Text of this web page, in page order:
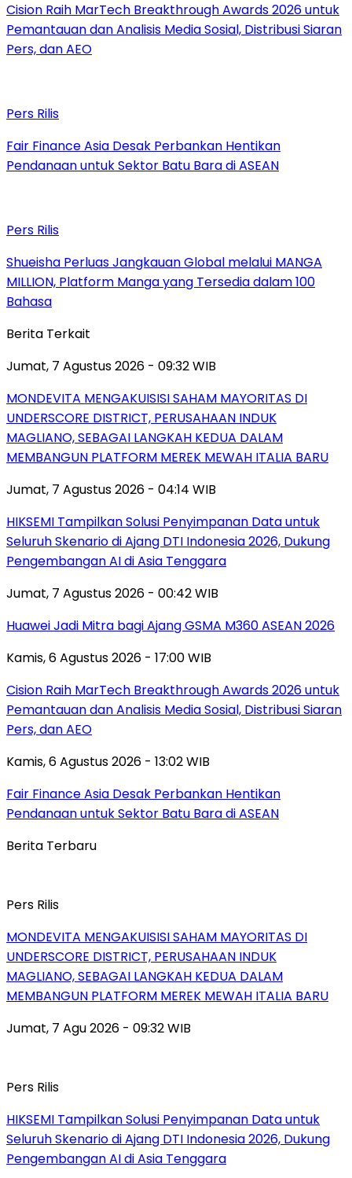
Cision Raih MarTech Breakthrough Awards 2026 untuk
Pemantauan dan Analisis Media Sosial, Distribusi Siaran
Pers, dan AEO
Pers Rilis
Fair Finance Asia Desak Perbankan Hentikan
Pendanaan untuk Sektor Batu Bara di ASEAN
Pers Rilis
Shueisha Perluas Jangkauan Global melalui MANGA
MILLION, Platform Manga yang Tersedia dalam 100
Bahasa
Berita Terkait
Jumat, 7 Agustus 2026 - 09:32 WIB
MONDEVITA MENGAKUISISI SAHAM MAYORITAS DI
UNDERSCORE DISTRICT, PERUSAHAAN INDUK
MAGLIANO, SEBAGAI LANGKAH KEDUA DALAM
MEMBANGUN PLATFORM MEREK MEWAH ITALIA BARU
Jumat, 7 Agustus 2026 - 04:14 WIB
HIKSEMI Tampilkan Solusi Penyimpanan Data untuk
Seluruh Skenario di Ajang DTI Indonesia 2026, Dukung
Pengembangan AI di Asia Tenggara
Jumat, 7 Agustus 2026 - 00:42 WIB
Huawei Jadi Mitra bagi Ajang GSMA M360 ASEAN 2026
Kamis, 6 Agustus 2026 - 17:00 WIB
Cision Raih MarTech Breakthrough Awards 2026 untuk
Pemantauan dan Analisis Media Sosial, Distribusi Siaran
Pers, dan AEO
Kamis, 6 Agustus 2026 - 13:02 WIB
Fair Finance Asia Desak Perbankan Hentikan
Pendanaan untuk Sektor Batu Bara di ASEAN
Berita Terbaru
Pers Rilis
MONDEVITA MENGAKUISISI SAHAM MAYORITAS DI
UNDERSCORE DISTRICT, PERUSAHAAN INDUK
MAGLIANO, SEBAGAI LANGKAH KEDUA DALAM
MEMBANGUN PLATFORM MEREK MEWAH ITALIA BARU
Jumat, 7 Agu 2026 - 09:32 WIB
Pers Rilis
HIKSEMI Tampilkan Solusi Penyimpanan Data untuk
Seluruh Skenario di Ajang DTI Indonesia 2026, Dukung
Pengembangan AI di Asia Tenggara